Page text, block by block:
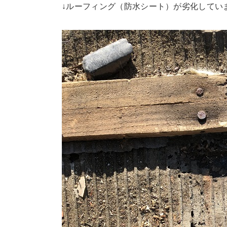
↓ルーフィング（防水シート）が劣化してい